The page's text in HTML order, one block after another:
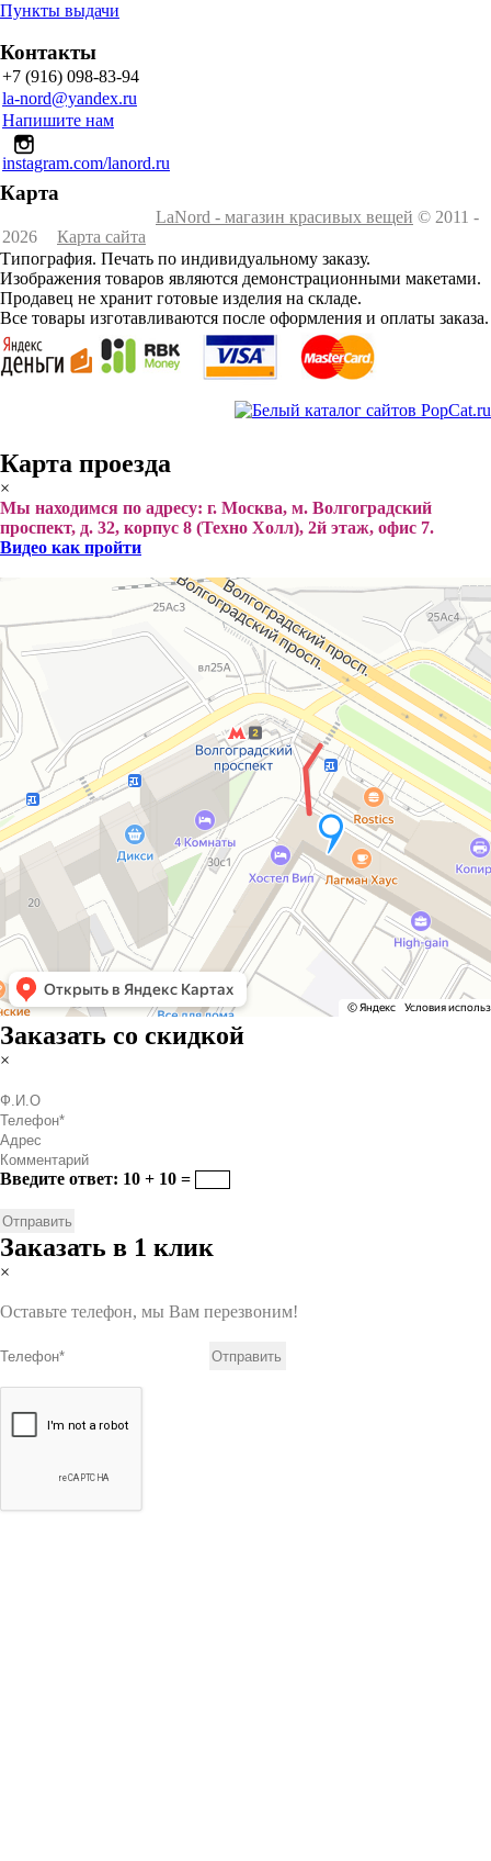
Пункты выдачи
Контакты
+7 (916) 098-83-94
la-nord@yandex.ru
Напишите нам
instagram.com/lanord.ru
Карта
LaNord - магазин красивых вещей © 2011 -
2026
Карта сайта
Типография. Печать по индивидуальному заказу.
Изображения товаров являются демонстрационными макетами.
Продавец не хранит готовые изделия на складе.
Все товары изготавливаются после оформления и оплаты заказа.
Карта проезда
×
Мы находимся по адресу: г. Москва, м. Волгоградский
проспект, д. 32, корпус 8 (Техно Холл), 2й этаж, офис 7.
Видео как пройти
Заказать со скидкой
×
Введите ответ: 10 + 10 =
Заказать в 1 клик
×
Оставьте телефон, мы Вам перезвоним!